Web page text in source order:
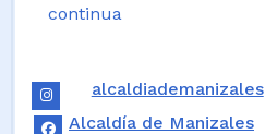
continua
alcaldiademanizales
Alcaldía de Manizales